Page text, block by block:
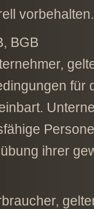
vorbehalten.
BGB
für
ihrer